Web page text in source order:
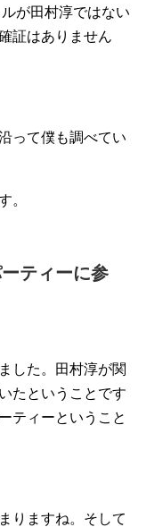
が田村淳ではない
証はありません
って僕も調べてい
。
ティーに参
した。田村淳が関
たということです
ティーということ
りますね。そして